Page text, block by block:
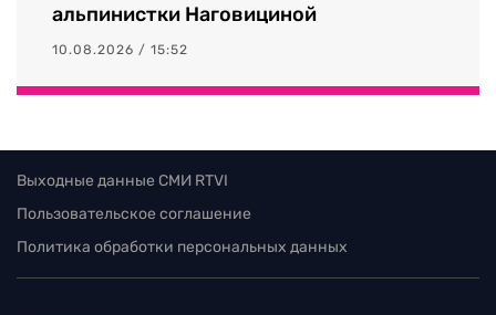
альпинистки Наговициной
10.08.2026 / 15:52
Выходные данные СМИ RTVI
Пользовательское соглашение
Политика обработки персональных данных